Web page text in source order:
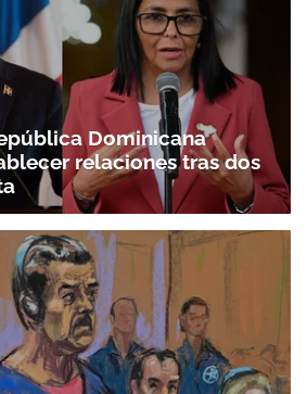
Dominicana
relaciones tras dos